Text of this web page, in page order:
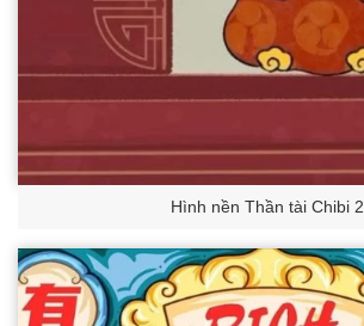
Hình nền Thần tài Chibi 2